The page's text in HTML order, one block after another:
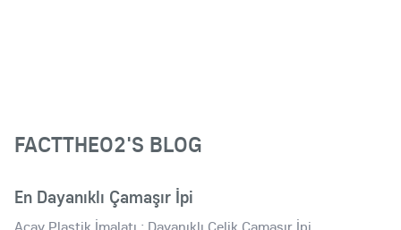
FACTTHEO2'S BLOG
En Dayanıklı Çamaşır İpi
Acay Plastik İmalatı : Dayanıklı Çelik Çamaşır İpi